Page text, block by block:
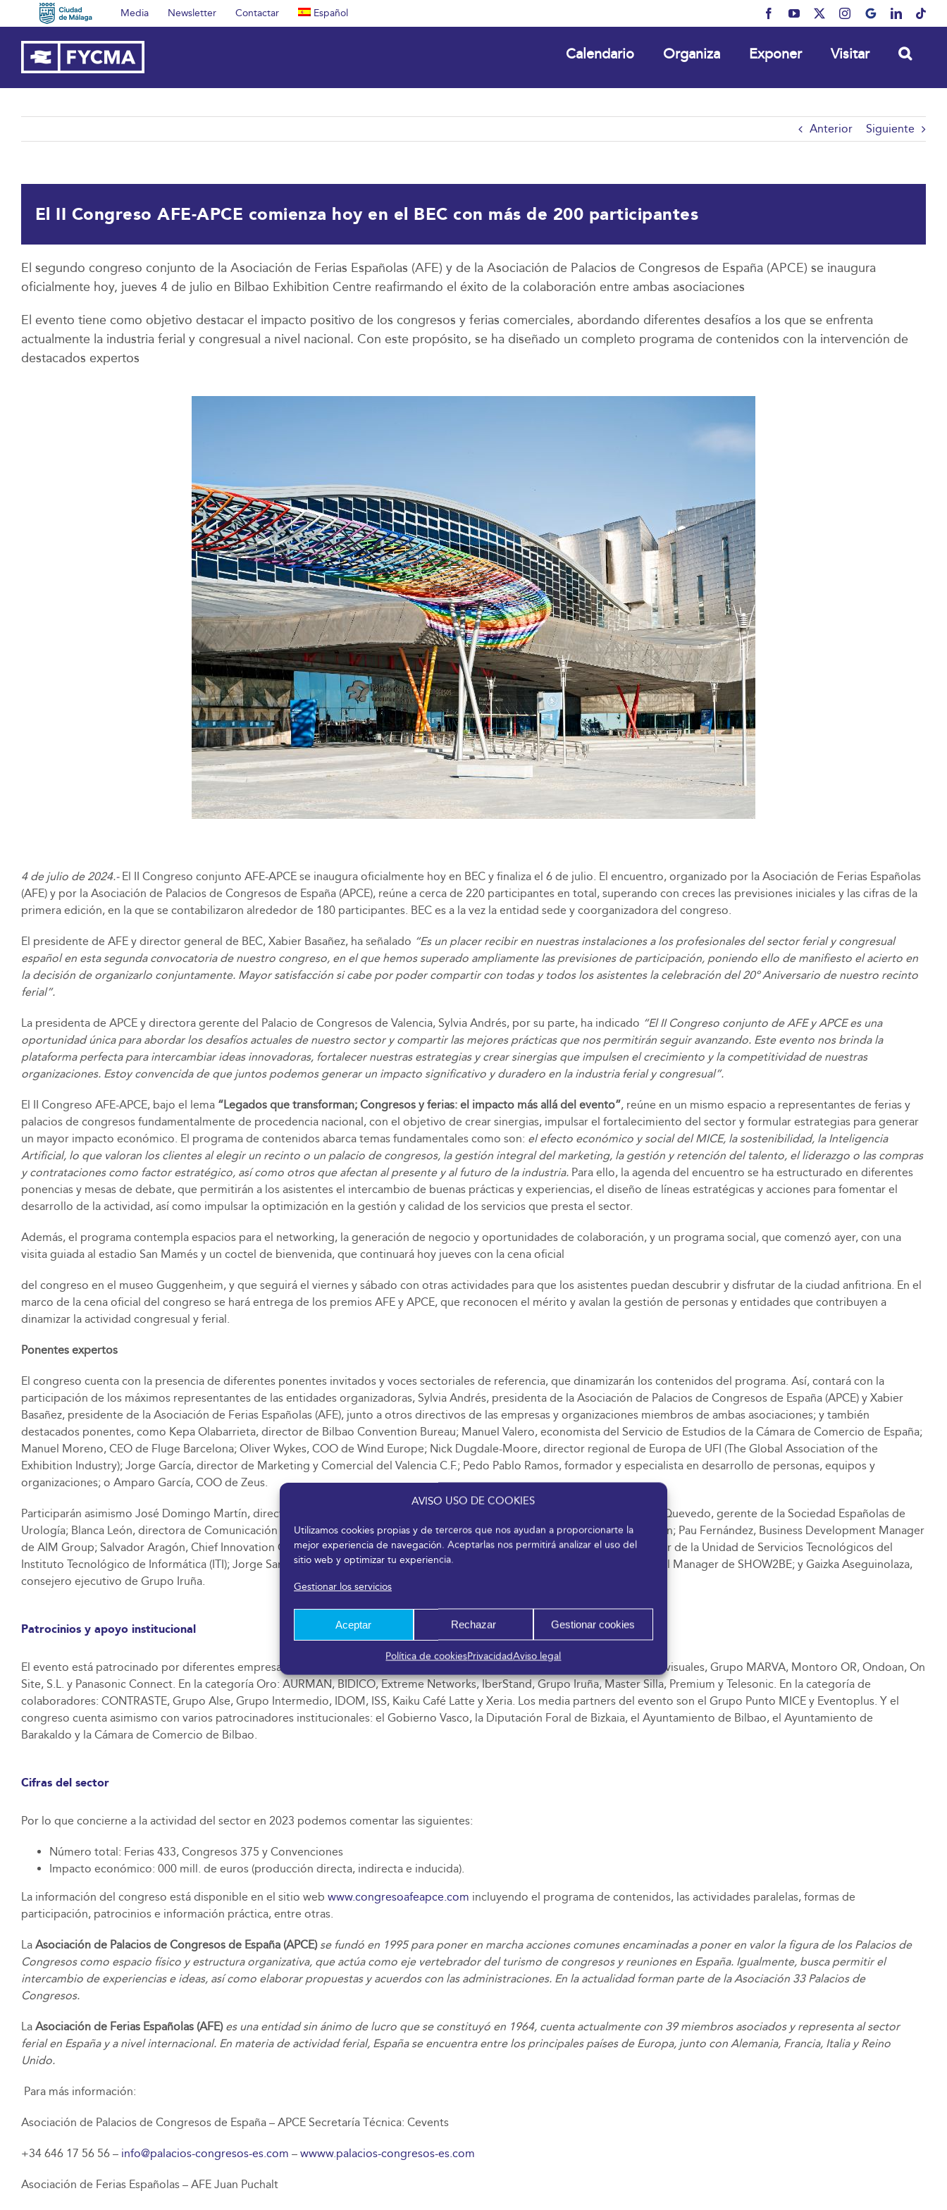
AVISO USO DE COOKIES
Utilizamos cookies propias y de terceros que nos ayudan a proporcionarte la
mejor experiencia de navegación. Aceptarlas nos permitirá analizar el uso del
sitio web y optimizar tu experiencia.
Gestionar los servicios
Aceptar Rechazar Gestionar cookies
Política de cookiesPrivacidadAviso legal
al
contenido
Media Newsletter Contactar Español FacebookYouTube Instagram
MyBusinessLinkedIn
Calendario Organiza Exponer Visitar
Anterior Siguiente
El II Congreso AFE-APCE comienza hoy en el BEC con más de 200 participantes
El segundo congreso conjunto de la Asociación de Ferias Españolas (AFE) y de la Asociación de Palacios de Congresos de España (APCE) se inaugura
oficialmente hoy, jueves 4 de julio en Bilbao Exhibition Centre reafirmando el éxito de la colaboración entre ambas asociaciones
El evento tiene como objetivo destacar el impacto positivo de los congresos y ferias comerciales, abordando diferentes desafíos a los que se enfrenta
actualmente la industria ferial y congresual a nivel nacional. Con este propósito, se ha diseñado un completo programa de contenidos con la intervención de
destacados expertos
4 de julio de 2024.- El II Congreso conjunto AFE-APCE se inaugura oficialmente hoy en BEC y finaliza el 6 de julio. El encuentro, organizado por la Asociación de Ferias Españolas
(AFE) y por la Asociación de Palacios de Congresos de España (APCE), reúne a cerca de 220 participantes en total, superando con creces las previsiones iniciales y las cifras de la
primera edición, en la que se contabilizaron alrededor de 180 participantes. BEC es a la vez la entidad sede y coorganizadora del congreso.
El presidente de AFE y director general de BEC, Xabier Basañez, ha señalado “Es un placer recibir en nuestras instalaciones a los profesionales del sector ferial y congresual
español en esta segunda convocatoria de nuestro congreso, en el que hemos superado ampliamente las previsiones de participación, poniendo ello de manifiesto el acierto en
la decisión de organizarlo conjuntamente. Mayor satisfacción si cabe por poder compartir con todas y todos los asistentes la celebración del 20º Aniversario de nuestro recinto
ferial”.
La presidenta de APCE y directora gerente del Palacio de Congresos de Valencia, Sylvia Andrés, por su parte, ha indicado “El II Congreso conjunto de AFE y APCE es una
oportunidad única para abordar los desafíos actuales de nuestro sector y compartir las mejores prácticas que nos permitirán seguir avanzando. Este evento nos brinda la
plataforma perfecta para intercambiar ideas innovadoras, fortalecer nuestras estrategias y crear sinergias que impulsen el crecimiento y la competitividad de nuestras
organizaciones. Estoy convencida de que juntos podemos generar un impacto significativo y duradero en la industria ferial y congresual”.
El II Congreso AFE-APCE, bajo el lema “Legados que transforman; Congresos y ferias: el impacto más allá del evento”, reúne en un mismo espacio a representantes de ferias y
palacios de congresos fundamentalmente de procedencia nacional, con el objetivo de crear sinergias, impulsar el fortalecimiento del sector y formular estrategias para generar
un mayor impacto económico. El programa de contenidos abarca temas fundamentales como son: el efecto económico y social del MICE, la sostenibilidad, la Inteligencia
Artificial, lo que valoran los clientes al elegir un recinto o un palacio de congresos, la gestión integral del marketing, la gestión y retención del talento, el liderazgo o las compras
y contrataciones como factor estratégico, así como otros que afectan al presente y al futuro de la industria. Para ello, la agenda del encuentro se ha estructurado en diferentes
ponencias y mesas de debate, que permitirán a los asistentes el intercambio de buenas prácticas y experiencias, el diseño de líneas estratégicas y acciones para fomentar el
desarrollo de la actividad, así como impulsar la optimización en la gestión y calidad de los servicios que presta el sector.
Además, el programa contempla espacios para el networking, la generación de negocio y oportunidades de colaboración, y un programa social, que comenzó ayer, con una
visita guiada al estadio San Mamés y un coctel de bienvenida, que continuará hoy jueves con la cena oficial
del congreso en el museo Guggenheim, y que seguirá el viernes y sábado con otras actividades para que los asistentes puedan descubrir y disfrutar de la ciudad anfitriona. En el
marco de la cena oficial del congreso se hará entrega de los premios AFE y APCE, que reconocen el mérito y avalan la gestión de personas y entidades que contribuyen a
dinamizar la actividad congresual y ferial.
Ponentes expertos
El congreso cuenta con la presencia de diferentes ponentes invitados y voces sectoriales de referencia, que dinamizarán los contenidos del programa. Así, contará con la
participación de los máximos representantes de las entidades organizadoras, Sylvia Andrés, presidenta de la Asociación de Palacios de Congresos de España (APCE) y Xabier
Basañez, presidente de la Asociación de Ferias Españolas (AFE), junto a otros directivos de las empresas y organizaciones miembros de ambas asociaciones; y también
destacados ponentes, como Kepa Olabarrieta, director de Bilbao Convention Bureau; Manuel Valero, economista del Servicio de Estudios de la Cámara de Comercio de España;
Manuel Moreno, CEO de Fluge Barcelona; Oliver Wykes, COO de Wind Europe; Nick Dugdale-Moore, director regional de Europa de UFI (The Global Association of the
Exhibition Industry); Jorge García, director de Marketing y Comercial del Valencia C.F.; Pedo Pablo Ramos, formador y especialista en desarrollo de personas, equipos y
organizaciones; o Amparo García, COO de Zeus.
Participarán asimismo José Domingo Martín, director ejecutivo de la Sociedad Española de Radiología Médica (SERAM); Raúl Quevedo, gerente de la Sociedad Españolas de
Urología; Blanca León, directora de Comunicación y Relaciones Institucionales de la Asociación para el Progreso de la Dirección; Pau Fernández, Business Development Manager
de AIM Group; Salvador Aragón, Chief Innovation Officer y profesor de Innovación de IE Business School; Javier Llácer, director de la Unidad de Servicios Tecnológicos del
Instituto Tecnológico de Informática (ITI); Jorge Sanz, Director Data Services de Integra Tecnología; Raúl Calleja, Events General Manager de SHOW2BE; y Gaizka Aseguinolaza,
consejero ejecutivo de Grupo Iruña.
Patrocinios y apoyo institucional
El evento está patrocinado por diferentes empresas e instituciones. En la categoría Platino: ASCÉNDER, BOSCH, FLUGE Audiovisuales, Grupo MARVA, Montoro OR, Ondoan, On
Site, S.L. y Panasonic Connect. En la categoría Oro: AURMAN, BIDICO, Extreme Networks, IberStand, Grupo Iruña, Master Silla, Premium y Telesonic. En la categoría de
colaboradores: CONTRASTE, Grupo Alse, Grupo Intermedio, IDOM, ISS, Kaiku Café Latte y Xeria. Los media partners del evento son el Grupo Punto MICE y Eventoplus. Y el
congreso cuenta asimismo con varios patrocinadores institucionales: el Gobierno Vasco, la Diputación Foral de Bizkaia, el Ayuntamiento de Bilbao, el Ayuntamiento de
Barakaldo y la Cámara de Comercio de Bilbao.
Cifras del sector
Por lo que concierne a la actividad del sector en 2023 podemos comentar las siguientes:
Número total: Ferias 433, Congresos 375 y Convenciones
Impacto económico: 000 mill. de euros (producción directa, indirecta e inducida).
La información del congreso está disponible en el sitio web www.congresoafeapce.com incluyendo el programa de contenidos, las actividades paralelas, formas de
participación, patrocinios e información práctica, entre otras.
La Asociación de Palacios de Congresos de España (APCE) se fundó en 1995 para poner en marcha acciones comunes encaminadas a poner en valor la figura de los Palacios de
Congresos como espacio físico y estructura organizativa, que actúa como eje vertebrador del turismo de congresos y reuniones en España. Igualmente, busca permitir el
intercambio de experiencias e ideas, así como elaborar propuestas y acuerdos con las administraciones. En la actualidad forman parte de la Asociación 33 Palacios de
Congresos.
La Asociación de Ferias Españolas (AFE) es una entidad sin ánimo de lucro que se constituyó en 1964, cuenta actualmente con 39 miembros asociados y representa al sector
ferial en España y a nivel internacional. En materia de actividad ferial, España se encuentra entre los principales países de Europa, junto con Alemania, Francia, Italia y Reino
Unido.
Para más información:
Asociación de Palacios de Congresos de España – APCE Secretaría Técnica: Cevents
+34 646 17 56 56 – info@palacios-congresos-es.com – wwww.palacios-congresos-es.com
Asociación de Ferias Españolas – AFE Juan Puchalt